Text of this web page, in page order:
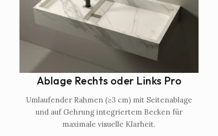
Ablage Rechts oder Links Pro
Umlaufender Rahmen (≥3 cm) mit Seitenablage
und auf Gehrung integriertem Becken für
maximale visuelle Klarheit.